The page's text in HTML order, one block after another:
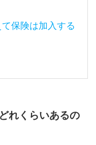
保険は加入する
れくらいあるの